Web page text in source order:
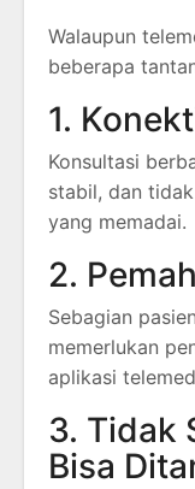
Walaupun
beberapa
1.
Konsultasi
stabil, dan
yang memadai.
2.
Sebagian
memerlukan
aplikasi
3. Tidak
Bisa